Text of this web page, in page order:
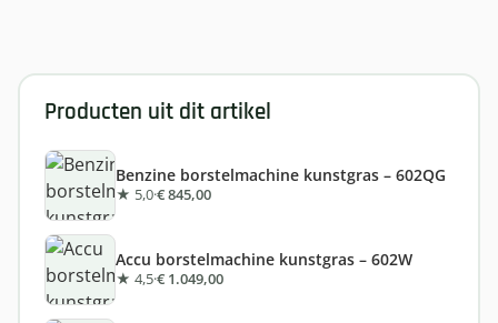
Producten uit dit artikel
Benzine borstelmachine kunstgras – 602QG
★ 5,0·€ 845,00
Accu borstelmachine kunstgras – 602W
★ 4,5·€ 1.049,00